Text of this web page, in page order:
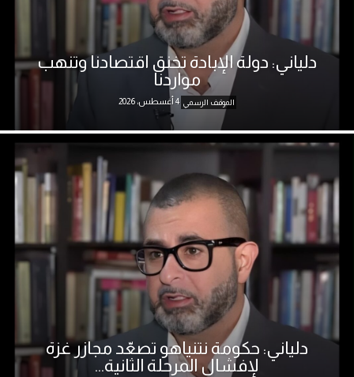
دلياني: دولة الإبادة تخنق اقتصادنا وتنهب
مواردنا
الموقف الرسمي 4 أغسطس، 2026
دلياني: حكومة نتنياهو تصعّد مجازر غزة
لإفشال المرحلة الثانية...